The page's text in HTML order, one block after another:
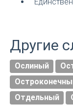
Другие
Ослиный
Отдельный